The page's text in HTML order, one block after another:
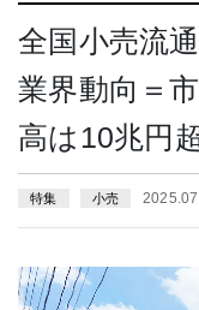
全国小売流
業界動向＝
高は10兆円
特集 小売